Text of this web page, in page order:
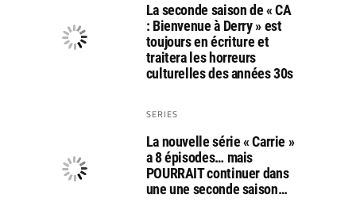
La seconde saison de « CA
: Bienvenue à Derry » est
toujours en écriture et
traitera les horreurs
culturelles des années 30s
SERIES
La nouvelle série « Carrie »
a 8 épisodes… mais
POURRAIT continuer dans
une une seconde saison…